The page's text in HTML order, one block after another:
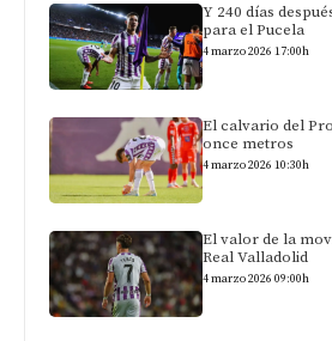
Y 240 días
para el Pucela
4 marzo 2026 17:00h
El calvario del
once metros
4 marzo 2026 10:30h
El valor de la
Real Valladolid
4 marzo 2026 09:00h